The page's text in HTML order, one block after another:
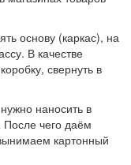
основу (каркас), на
В качестве
свернуть в
наносить в
После чего даём
картонный